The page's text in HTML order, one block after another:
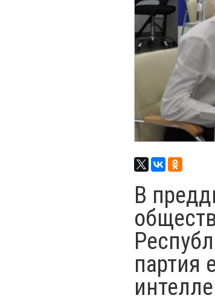
В
партия